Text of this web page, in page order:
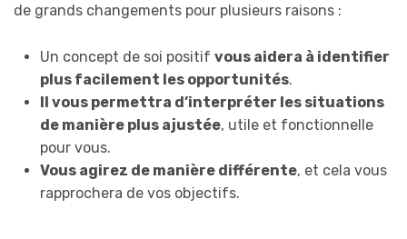
de grands changements pour plusieurs raisons :
Un concept de soi positif vous aidera à identifier
plus facilement les opportunités.
Il vous permettra d’interpréter les situations
de manière plus ajustée, utile et fonctionnelle
pour vous.
Vous agirez de manière différente, et cela vous
rapprochera de vos objectifs.